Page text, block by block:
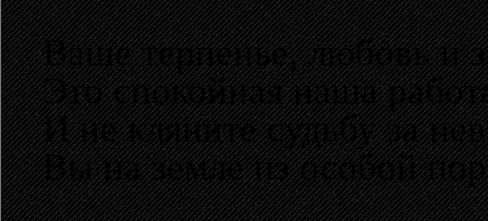
Ваше терпенье, любовь и
Это спокойная наша
И не кляните судьбу за
Вы на земле из особой